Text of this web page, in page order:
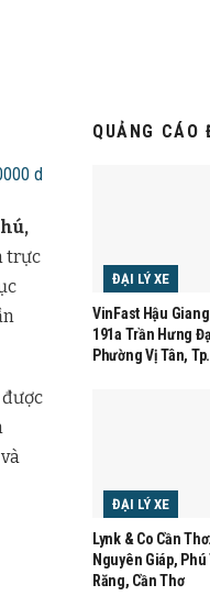
trực
QUẢNG CÁO
ĐẠI LÝ XE
VinFast Hậu
191a Trần Hưng
Phường Vị Tân,
ĐẠI LÝ XE
Lynk & Co Cần
Nguyên Giáp, Phú
Răng, Cần Thơ